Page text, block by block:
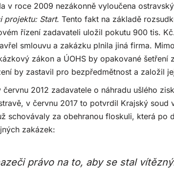
v roce 2009 nezákonně vyloučena
projektu: Start. Tento fakt na základě
řízení zadavateli uložil pokutu 900 tis.
smlouvu a zakázku plnila jiná firma.
zákon a ÚOHS by opakované
by zastavil pro bezpředmětnost a založil
2012 zadavatele o náhradu ušlého
v červnu 2017 to potvrdil Krajský soud
schovávaly za obehranou floskuli, která po
zakázek:
právo na to, aby se stal